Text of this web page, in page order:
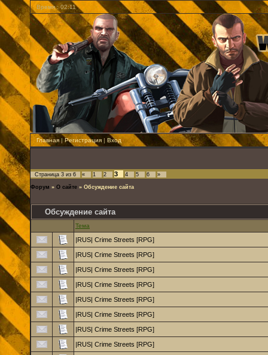
Время : 02:11
Главная | Регистрация | Вход
Страница 3 из 6 « 1 2 3 4 5 6 »
Форум » О сайте » Обсуждение сайта
Обсуждение сайта
Тема
|RUS| Crime Streets [RPG]
|RUS| Crime Streets [RPG]
|RUS| Crime Streets [RPG]
|RUS| Crime Streets [RPG]
|RUS| Crime Streets [RPG]
|RUS| Crime Streets [RPG]
|RUS| Crime Streets [RPG]
|RUS| Crime Streets [RPG]